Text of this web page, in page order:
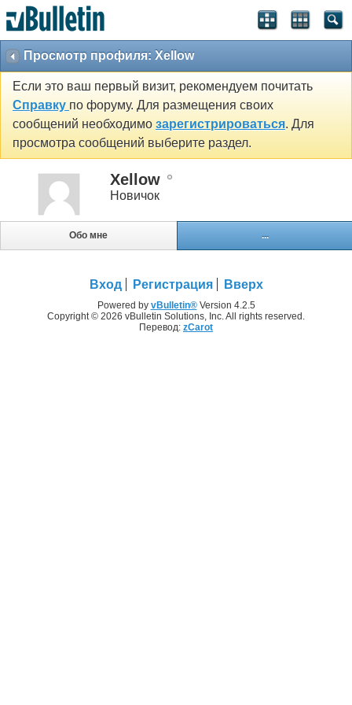
Просмотр профиля: Xellow
Если это ваш первый визит, рекомендуем почитать
Справку по форуму. Для размещения своих
сообщений необходимо зарегистрироваться. Для
просмотра сообщений выберите раздел.
Xellow
Новичок
Обо мне ...
Вход Регистрация Вверх
Powered by vBulletin®Version 4.2.5
Copyright © 2026 vBulletin Solutions, Inc. All rights reserved.
Перевод: zCarot